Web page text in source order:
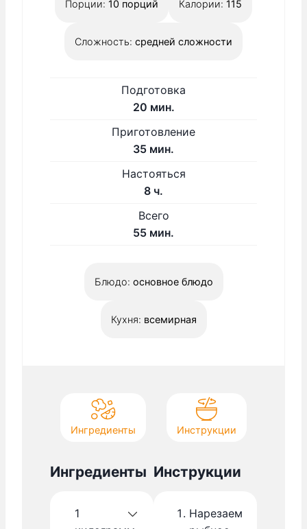
Порции: 10 порций Калории: 115
Сложность: средней сложности
Подготовка
20м
т
мин.
Приготовление
35м
н
у
т
мин.
Настояться
8ч
с
ч.
Всего
55м
у
мин.
Блюдо: основное блюдо
Кухня: всемирная
Ингредиенты Инструкции
Ингредиенты
1
Инструкции
Нарезаем